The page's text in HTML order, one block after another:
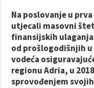
Na poslovanje u
utjecali masovni
finansijskih
od prošlogodišnjih
vodeća
regionu Adria, u
sprovođenjem